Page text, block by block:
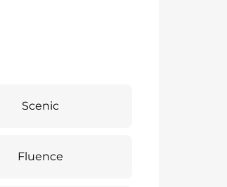
Scenic
Fluence